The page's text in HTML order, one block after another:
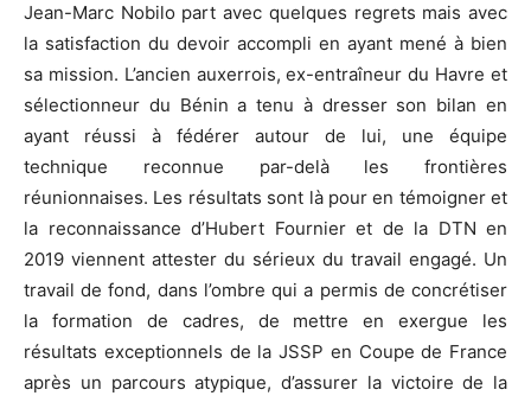
Jean-Marc Nobilo part avec quelques regrets mais avec
la satisfaction du devoir accompli en ayant mené à bien
sa mission. L’ancien auxerrois, ex-entraîneur du Havre et
sélectionneur du Bénin a tenu à dresser son bilan en
ayant réussi à fédérer autour de lui, une équipe
technique reconnue par-delà les frontières
réunionnaises. Les résultats sont là pour en témoigner et
la reconnaissance d’Hubert Fournier et de la DTN en
2019 viennent attester du sérieux du travail engagé. Un
travail de fond, dans l’ombre qui a permis de concrétiser
la formation de cadres, de mettre en exergue les
résultats exceptionnels de la JSSP en Coupe de France
après un parcours atypique, d’assurer la victoire de la